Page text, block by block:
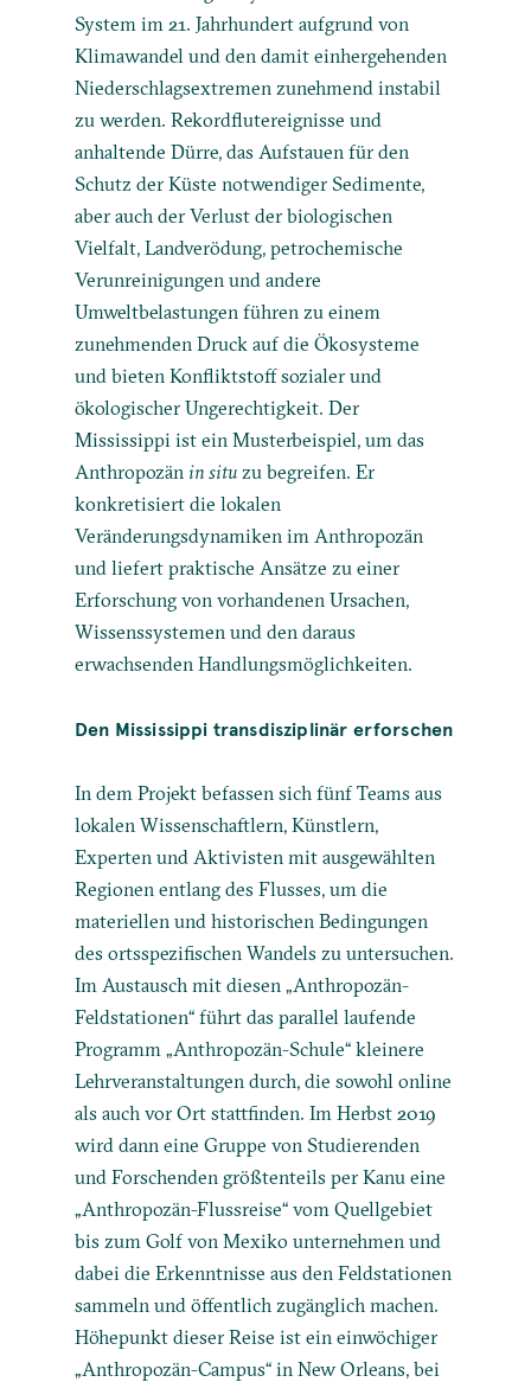
System im 21. Jahrhundert aufgrund von
Klimawandel und den damit einhergehenden
Niederschlagsextremen zunehmend instabil
zu werden. Rekordflutereignisse und
anhaltende Dürre, das Aufstauen für den
Schutz der Küste notwendiger Sedimente,
aber auch der Verlust der biologischen
Vielfalt, Landverödung, petrochemische
Verunreinigungen und andere
Umweltbelastungen führen zu einem
zunehmenden Druck auf die Ökosysteme
und bieten Konfliktstoff sozialer und
ökologischer Ungerechtigkeit. Der
Mississippi ist ein Musterbeispiel, um das
Anthropozänin situ zu begreifen. Er
konkretisiert die lokalen
Veränderungsdynamiken im Anthropozän
und liefert praktische Ansätze zu einer
Erforschung von vorhandenen Ursachen,
Wissenssystemen und den daraus
erwachsenden Handlungsmöglichkeiten.
Den Mississippi transdisziplinär erforschen
In dem Projekt befassen sich fünf Teams aus
lokalen Wissenschaftlern, Künstlern,
Experten und Aktivisten mit ausgewählten
Regionen entlang des Flusses, um die
materiellen und historischen Bedingungen
des ortsspezifischen Wandels zu untersuchen.
Im Austausch mit diesen „Anthropozän-
Feldstationen“ führt das parallel laufende
Programm „Anthropozän-Schule“ kleinere
Lehrveranstaltungen durch, die sowohl online
als auch vor Ort stattfinden. Im Herbst 2019
wird dann eine Gruppe von Studierenden
und Forschenden größtenteils per Kanu eine
„Anthropozän-Flussreise“ vom Quellgebiet
bis zum Golf von Mexiko unternehmen und
dabei die Erkenntnisse aus den Feldstationen
sammeln und öffentlich zugänglich machen.
Höhepunkt dieser Reise ist ein einwöchiger
„Anthropozän-Campus“ in New Orleans, bei